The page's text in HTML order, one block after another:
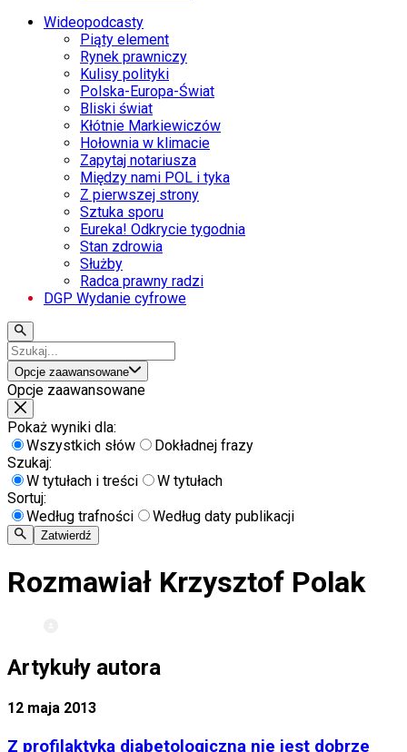
Wideopodcasty
Piąty element
Rynek prawniczy
Kulisy polityki
Polska-Europa-Świat
Bliski świat
Kłótnie Markiewiczów
Hołownia w klimacie
Zapytaj notariusza
Między nami POL i tyka
Z pierwszej strony
Sztuka sporu
Eureka! Odkrycie tygodnia
Stan zdrowia
Służby
Radca prawny radzi
DGP Wydanie cyfrowe
Opcje zaawansowane
Opcje zaawansowane
Pokaż wyniki dla:
Wszystkich słów
Dokładnej frazy
Szukaj:
W tytułach i treści
W tytułach
Sortuj:
Według trafności
Według daty publikacji
Zatwierdź
Rozmawiał Krzysztof Polak
Artykuły autora
12 maja 2013
Z profilaktyką diabetologiczną nie jest dobrze